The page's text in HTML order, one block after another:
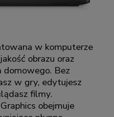
w komputerze
obrazu oraz
domowego. Bez
w gry, edytujesz
filmy.
obejmuje